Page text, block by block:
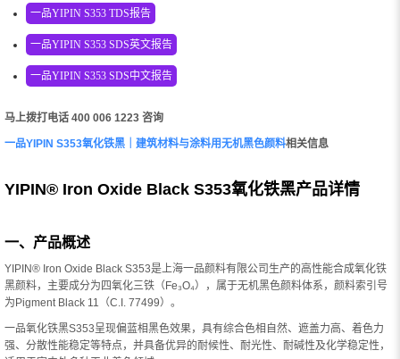
一品YIPIN S353 TDS报告
一品YIPIN S353 SDS英文报告
一品YIPIN S353 SDS中文报告
马上拨打电话 400 006 1223 咨询
一品YIPIN S353氧化铁黑｜建筑材料与涂料用无机黑色颜料相关信息
YIPIN® Iron Oxide Black S353氧化铁黑产品详情
一、产品概述
YIPIN® Iron Oxide Black S353是上海一品颜料有限公司生产的高性能合成氧化铁
黑颜料，主要成分为四氧化三铁（Fe₃O₄），属于无机黑色颜料体系，颜料索引号
为Pigment Black 11（C.I. 77499）。
一品氧化铁黑S353呈现偏蓝相黑色效果，具有综合色相自然、遮盖力高、着色力
强、分散性能稳定等特点，并具备优异的耐候性、耐光性、耐碱性及化学稳定性，